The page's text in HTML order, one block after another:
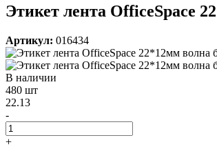
Этикет лента OfficeSpace
Артикул: 016434
В наличии
480 шт
22.13
-
+